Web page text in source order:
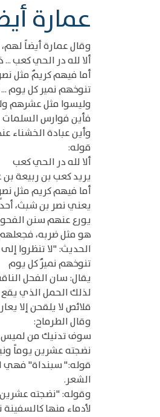
عمارة
وقال عمارة أيضاً
ألا لله در الحي كعب
أما فيهم كريمٌ مثل
تنوخهم نمير كل يوم
وليسوا مثل عشرهم
فأين فوارس
وأين عبادة الخشناء عنهم1 ... إذا ما ضاق مطلع
قوله:
ألا لله در الحي كعب
يريد كعب بن ربيعة
أما فيهم كريم مثل
يعني نصر بن شبث،
يورع عنهم سنن
هو مثل ضربه، فجعلهم
الحديث: "لا تنظروا
تنوخهم نميرٌ كل يوم
يقال: سان الفحل
لذلك الحمل الذي يقع
قلائص لا يلقحن إلا
وقال الطرماح:
سوف تدنيك من لميس سبندا1 ... ةٌ أمارات
نضجته عشرين يوماً
قوله:" سبنداة" فهي
الشعر.
وقوله: "نضجته عشرين
لأدماء منها كالسفينة